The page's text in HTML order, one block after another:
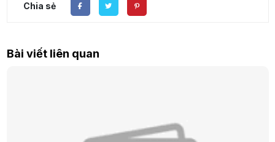
Chia sẻ
Bài viết liên quan